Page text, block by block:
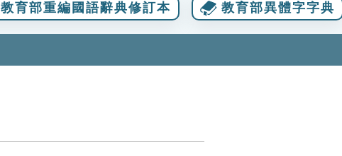
教育部重編國語辭典修訂本 教育部異體字字典